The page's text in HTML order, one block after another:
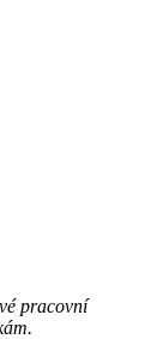
pracovní